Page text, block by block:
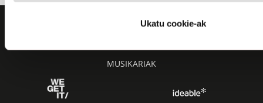
Ukatu cookie-ak
AZKEN KANTUAK
MUSIKARIAK